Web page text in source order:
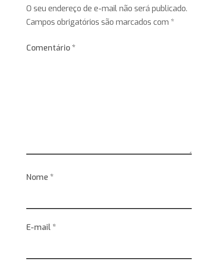
O seu endereço de e-mail não será publicado.
Campos obrigatórios são marcados com *
Comentário*
Nome *
E-mail*